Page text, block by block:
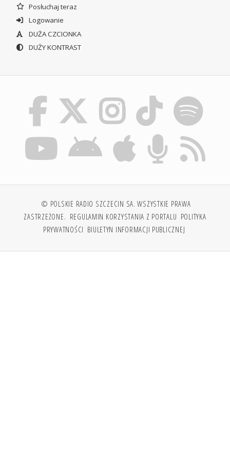
Posłuchaj teraz
Logowanie
DUŻA CZCIONKA
DUŻY KONTRAST
© POLSKIE RADIO SZCZECIN SA. WSZYSTKIE PRAWA
ZASTRZEŻONE. REGULAMIN KORZYSTANIA Z PORTALU POLITYKA
PRYWATNOŚCI BIULETYN INFORMACJI PUBLICZNEJ